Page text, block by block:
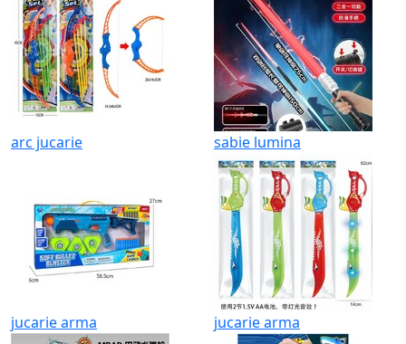
arc jucarie sabie lumina
jucarie arma jucarie arma